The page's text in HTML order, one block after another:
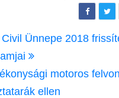
Ünnepe 2018
motoros
ellen